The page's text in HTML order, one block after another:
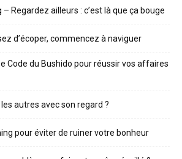
Regardez ailleurs : c’est là que ça bouge
d’écoper, commencez à naviguer
Code du Bushido pour réussir vos affaires
autres avec son regard ?
pour éviter de ruiner votre bonheur